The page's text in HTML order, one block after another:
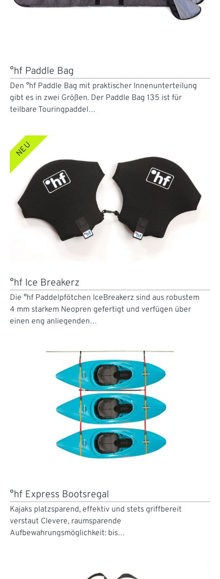
°hf Paddle Bag
Den °hf Paddle Bag mit praktischer Innenunterteilung
gibt es in zwei Größen. Der Paddle Bag 135 ist für
teilbare Touringpaddel…
NEU
°hf Ice Breakerz
Die °hf Paddelpfötchen IceBreakerz sind aus robustem
4 mm starkem Neopren gefertigt und verfügen über
einen eng anliegenden…
°hf Express Bootsregal
Kajaks platzsparend, effektiv und stets griffbereit
verstaut Clevere, raumsparende
Aufbewahrungsmöglichkeit: bis…